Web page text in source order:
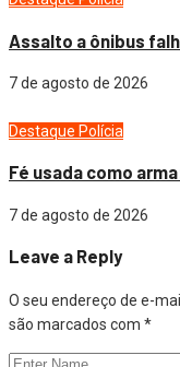
Assalto a ônibus
7 de agosto de 2026
Destaque Polícia
Fé usada como
7 de agosto de 2026
Leave a Reply
O seu endereço de e-
são marcados com *